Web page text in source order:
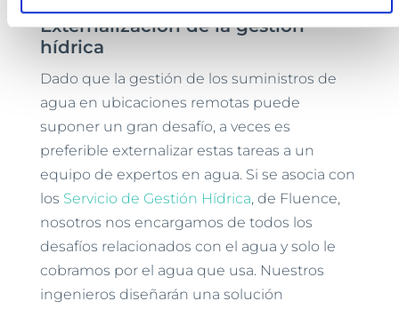
Externalización de la gestión
hídrica
Dado que la gestión de los suministros de
agua en ubicaciones remotas puede
suponer un gran desafío, a veces es
preferible externalizar estas tareas a un
equipo de expertos en agua. Si se asocia con
los Servicio de Gestión Hídrica, de Fluence,
nosotros nos encargamos de todos los
desafíos relacionados con el agua y solo le
cobramos por el agua que usa. Nuestros
ingenieros diseñarán una solución